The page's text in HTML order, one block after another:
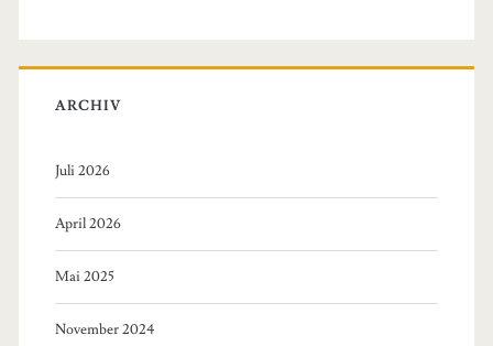
ARCHIV
Juli 2026
April 2026
Mai 2025
November 2024